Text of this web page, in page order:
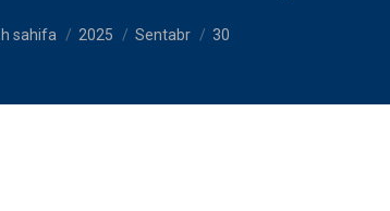
are here:
sahifa 2025 Sentabr 30